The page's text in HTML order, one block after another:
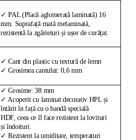
✓ PAL (Placă aglomerată laminată) 16
mm. Suprafață mată melaminată,
rezistentă la zgârieturi și ușor de curățat.
✓ Cant din plastic cu textură de lemn
✓ Grosimea cantului: 0,6 mm
✓ Grosime: 38 mm
✓ Acoperit cu laminat decorativ HPL și
întărit în față cu o bandă specială
HDF, ceea ce îl face rezistent la lovituri
și îndoituri.
✓ Rezistent la umiditate, temperaturi